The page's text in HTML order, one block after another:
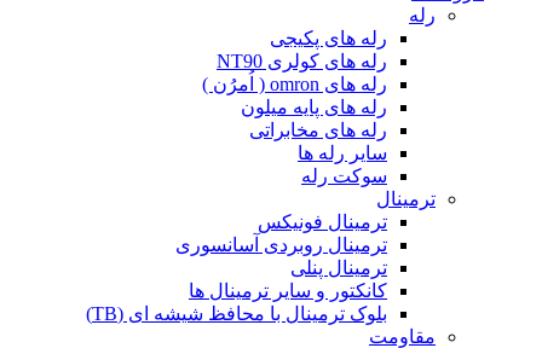
رله
رله های پکیجی
رله های کولری NT90
رله های omron ( اُمرُن )
رله های پایه میلون
رله های مخابراتی
سایر رله ها
سوکت رله
ترمینال
ترمینال فونیکس
ترمینال روبردی آسانسوری
ترمینال پنلی
کانکتور و سایر ترمینال ها
بلوک ترمینال با محافظ شیشه ای (TB)
مقاومت